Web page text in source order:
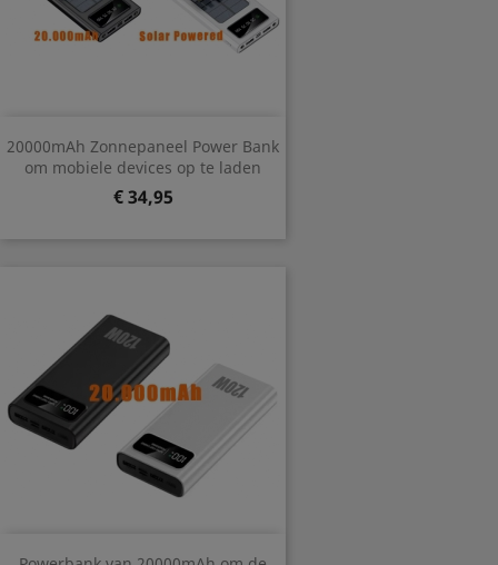
20000mAh Zonnepaneel Power Bank
om mobiele devices op te laden
Prijs
€ 34,95